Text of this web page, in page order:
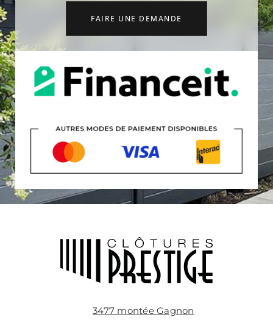
FAIRE UNE DEMANDE
3477 montée Gagnon